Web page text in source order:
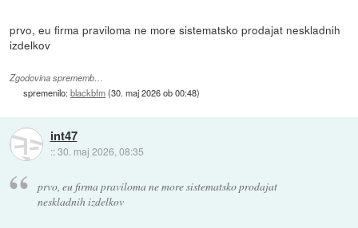
prvo, eu firma praviloma ne more sistematsko prodajat neskladnih
izdelkov
Zgodovina sprememb…
spremenilo:blackbfm(30. maj 2026 ob 00:48)
int47
::30. maj 2026, 08:35
prvo, eu firma praviloma ne more sistematsko prodajat
neskladnih izdelkov